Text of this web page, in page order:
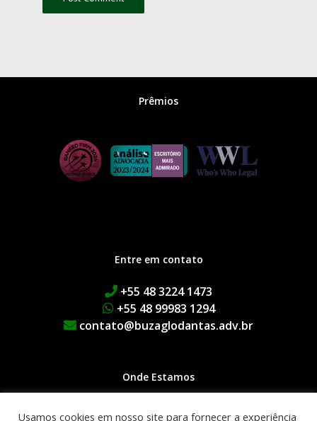
Prêmios
Entre em contato
+55 48 3224 1473
+55 48 99983 1294
contato@buzaglodantas.adv.br
Onde Estamos
Rua Adolfo Melo, 38 | Centro
Usamos cookies em nosso site para fornecer a experiência